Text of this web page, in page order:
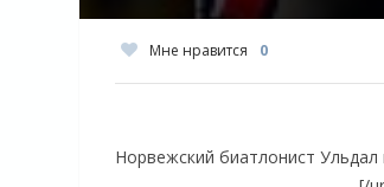
Мне нравится 0
Норвежский биатлонист